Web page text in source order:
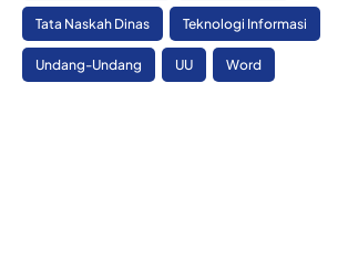
Tata Naskah Dinas Teknologi Informasi
Undang-Undang UU Word